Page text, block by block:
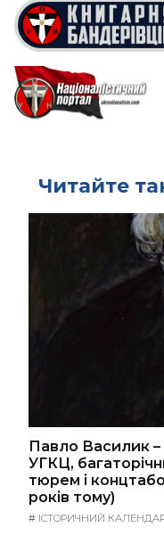
Читайте
Павло Василик –
УГКЦ,
тюрем і
років тому)
# ІСТОРИЧНИЙ